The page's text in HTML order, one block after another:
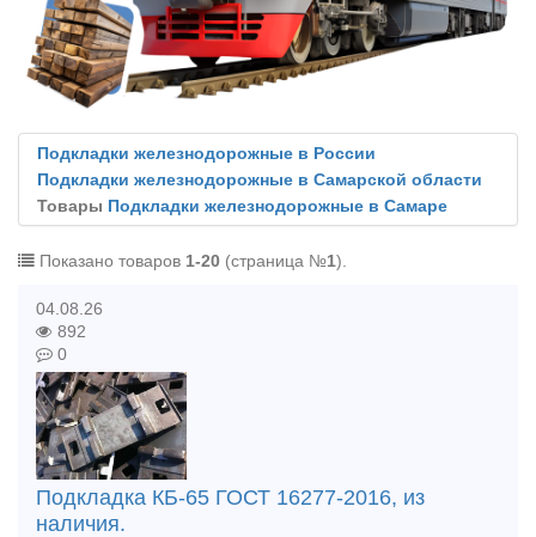
Подкладки железнодорожные в России
Подкладки железнодорожные в Самарской области
Товары Подкладки железнодорожные в Самаре
Показано товаров 1-20 (страница №1).
04.08.26
892
0
Подкладка КБ-65 ГОСТ 16277-2016, из
наличия.